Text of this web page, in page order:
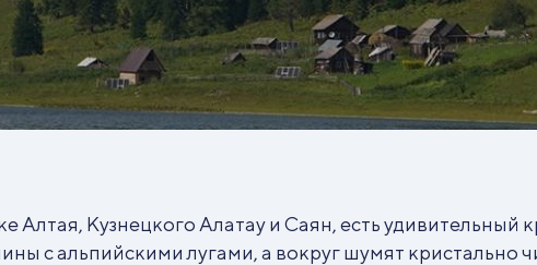
Алтая, Кузнецкого Алатау и Саян, есть удивительный
с альпийскими лугами, а вокруг шумят кристально